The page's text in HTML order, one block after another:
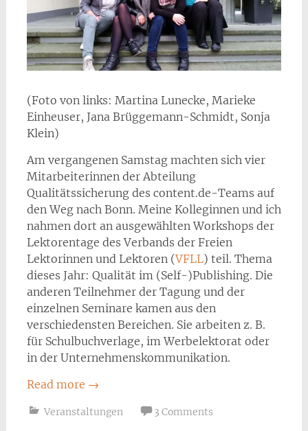
(Foto von links: Martina Lunecke, Marieke
Einheuser, Jana Brüggemann-Schmidt, Sonja
Klein)
Am vergangenen Samstag machten sich vier
Mitarbeiterinnen der Abteilung
Qualitätssicherung des content.de-Teams auf
den Weg nach Bonn. Meine Kolleginnen und ich
nahmen dort an ausgewählten Workshops der
Lektorentage des Verbands der Freien
Lektorinnen und Lektoren (VFLL) teil. Thema
dieses Jahr: Qualität im (Self-)Publishing. Die
anderen Teilnehmer der Tagung und der
einzelnen Seminare kamen aus den
verschiedensten Bereichen. Sie arbeiten z. B.
für Schulbuchverlage, im Werbelektorat oder
in der Unternehmenskommunikation.
Read more →
Veranstaltungen 3 Comments